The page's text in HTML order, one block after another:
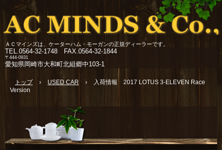
ＡＣマインズは、ケーターハム・モーガンの正規ディーラーです。
TEL.0564-32-1748 FAX.0564-32-1844
〒444-0931
愛知県岡崎市大和町北組郷中103-1
トップ › USED CAR ›
入荷情報 2017 LOTUS 3-ELEVEN Race
Version